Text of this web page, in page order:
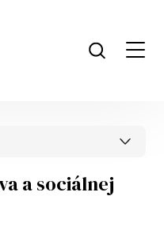
a sociálnej